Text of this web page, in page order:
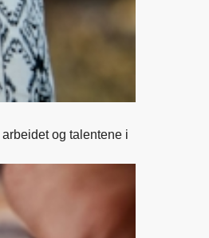
og talentene i